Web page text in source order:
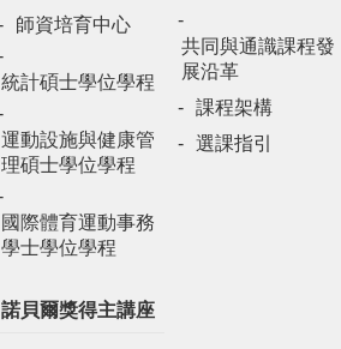
師資培育中心
統計碩士學位學程
運動設施與健康管
理碩士學位學程
國際體育運動事務
學士學位學程
共同與通識課程發
展沿革
課程架構
選課指引
諾貝爾獎得主講座